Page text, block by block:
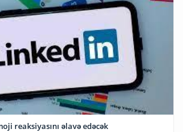
reaksiyasını əlavə edəcək